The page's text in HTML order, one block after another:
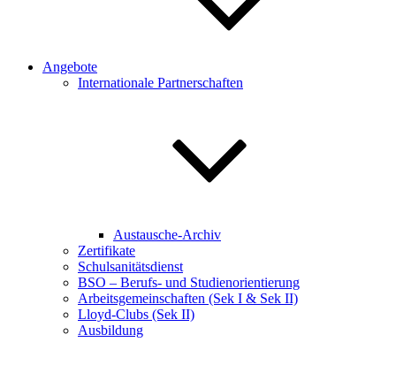
Angebote
Internationale Partnerschaften
Austausche-Archiv
Zertifikate
Schulsanitätsdienst
BSO – Berufs- und Studienorientierung
Arbeitsgemeinschaften (Sek I & Sek II)
Lloyd-Clubs (Sek II)
Ausbildung